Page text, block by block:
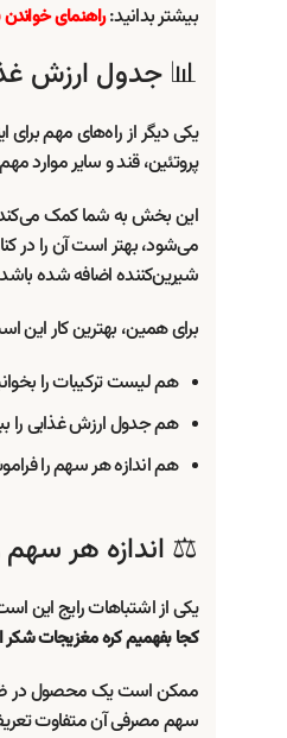
بیشتر بدانید:راهنمای
📊 جدول ارزش
یکی دیگر از راه‌های مهم برای
پروتئین، قند و سایر موارد
این بخش به شما کمک می‌کند
می‌شود، بهتر است آن را در
شیرین‌کننده اضافه شده
برای همین، بهترین کار این
هم لیست ترکیبات را
هم جدول ارزش غذایی را
هم اندازه هر سهم را
⚖️ اندازه هر سهم
یکی از اشتباهات رایج این
کجا بفهمیم کره مغزیجات شکر
ممکن است یک محصول در
سهم مصرفی آن متفاوت تعریف